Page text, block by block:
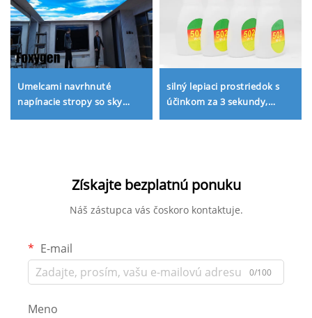
Umelcami navrhnuté
napínacie stropy so sky
dizajnom, vodotesné
silný lepiaci prostriedok s
účinkom za 3 sekundy,
okamžite tuhnúci lepidlo
Získajte bezplatnú ponuku
Náš zástupca vás čoskoro kontaktuje.
E-mail
0/100
Meno